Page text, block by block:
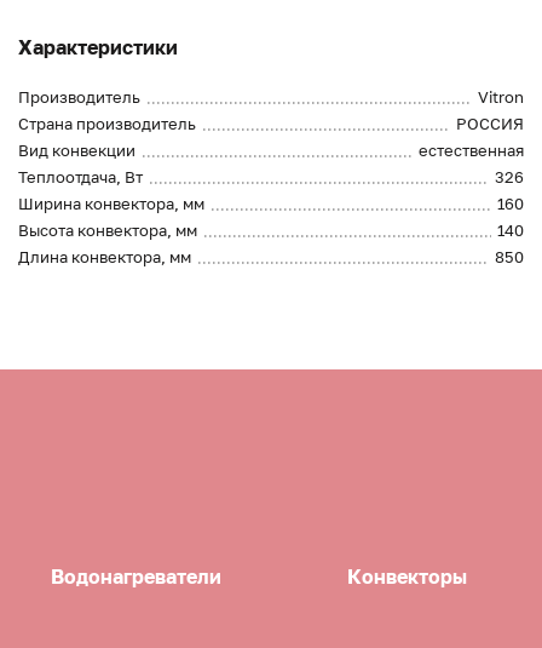
Характеристики
Производитель
Vitron
Страна производитель
РОССИЯ
Вид конвекции
естественная
Теплоотдача, Вт
326
Ширина конвектора, мм
160
Высота конвектора, мм
140
Длина конвектора, мм
850
Водонагреватели Конвекторы